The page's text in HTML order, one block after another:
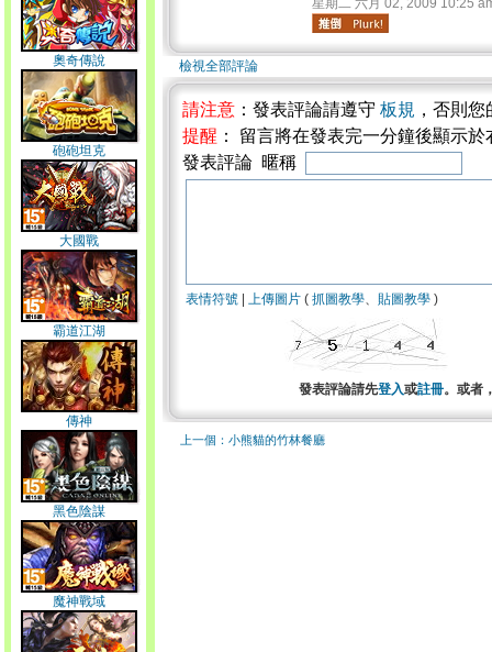
奧奇傳說
砲砲坦克
大國戰
霸道江湖
傳神
黑色陰謀
魔神戰域
星期二 六月 02, 2009 10:25
檢視全部評論
請注意 ：發表評論請遵守 板規 ，否則
提醒 ： 留言將在發表完一分鐘後顯示
發表評論 暱稱
表情符號 上傳圖片 ( 抓圖教學、 貼圖教學 )
發表評論請先登入或註冊。或者
上一個：小熊貓的竹林餐廳